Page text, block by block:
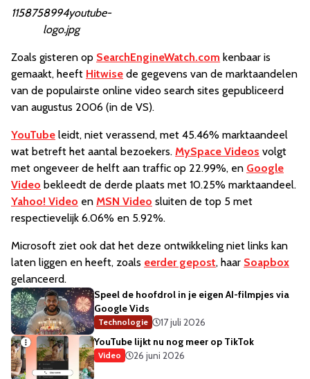
1158758994youtube-
logo.jpg
Zoals gisteren op SearchEngineWatch.com kenbaar is
gemaakt, heeft Hitwise de gegevens van de marktaandelen
van de populairste online video search sites gepubliceerd
van augustus 2006 (in de VS).
YouTube leidt, niet verassend, met 45.46% marktaandeel
wat betreft het aantal bezoekers. MySpace Videos volgt
met ongeveer de helft aan traffic op 22.99%, en Google
Video bekleedt de derde plaats met 10.25% marktaandeel.
Yahoo! Video en MSN Video sluiten de top 5 met
respectievelijk 6.06% en 5.92%.
Microsoft ziet ook dat het deze ontwikkeling niet links kan
laten liggen en heeft, zoals eerder gepost, haar Soapbox
gelanceerd.
Speel de hoofdrol in je eigen AI-filmpjes via
Google Vids
Technologie
17 juli 2026
YouTube lijkt nu nog meer op TikTok
Video 26 juni 2026